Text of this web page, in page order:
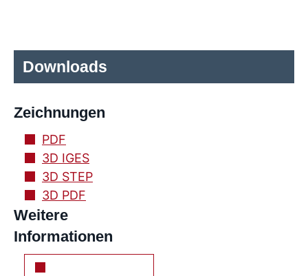
Downloads
Zeichnungen
PDF
3D IGES
3D STEP
3D PDF
Weitere
Informationen